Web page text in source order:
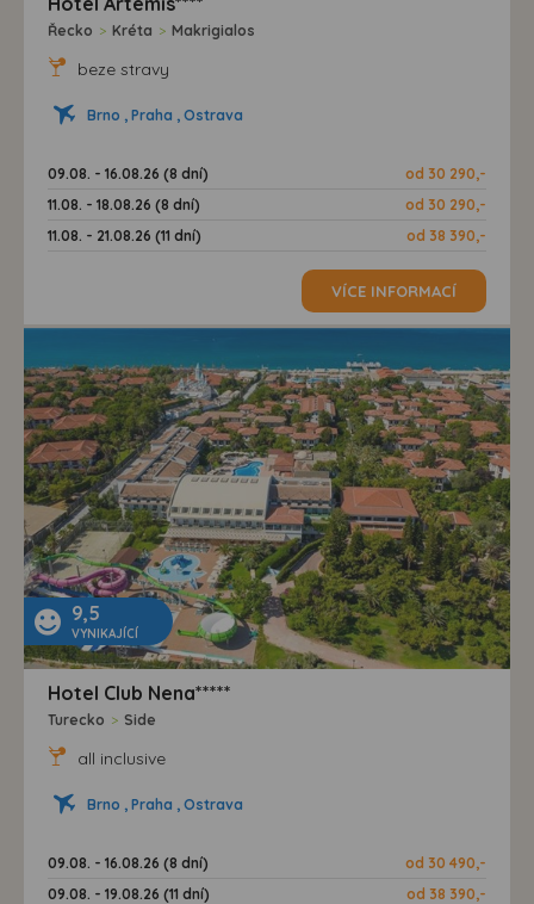
Řecko > Kréta > Makrigialos
beze stravy
Brno , Praha , Ostrava
09.08. - 16.08.26 (8 dní)
od 30 290,-
11.08. - 18.08.26 (8 dní)
od 30 290,-
11.08. - 21.08.26 (11 dní)
od 38 390,-
VÍCE INFORMACÍ
9,5
VYNIKAJÍCÍ
Hotel Club Nena*****
Turecko > Side
all inclusive
Brno , Praha , Ostrava
09.08. - 16.08.26 (8 dní)
od 30 490,-
09.08. - 19.08.26 (11 dní)
od 38 390,-